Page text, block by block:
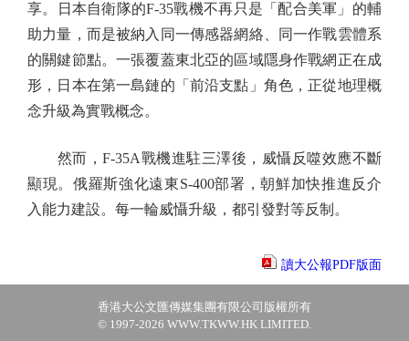
享。日本自衛隊的F-35戰機不再只是「配合美軍」的輔
助力量，而是被納入同一傳感器網絡、同一作戰雲體系
的關鍵節點。一張覆蓋東北亞的區域隱身作戰網正在成
形，日本在第一島鏈的「前沿支點」角色，正從地理概
念升級為實戰概念。
然而，F-35A戰機進駐三澤後，威懾反噬效應不斷
顯現。俄羅斯強化遠東S-400部署，朝鮮加快推進反介
入能力建設。每一輪威懾升級，都引發對等反制。
讀大公報PDF版面
香港大公文匯傳媒集團有限公司版權所有
© 1997-2026 WWW.TKWW.HK LIMITED.